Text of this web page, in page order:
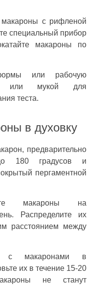
макароны с рифленой
специальный прибор
макароны по
или рабочую
или мукой для
теста.
в духовку
предварительно
до 180 градусов и
пергаментной
макароны на
Распределите их
расстоянием между
с макаронами в
их в течение 15-20
не станут